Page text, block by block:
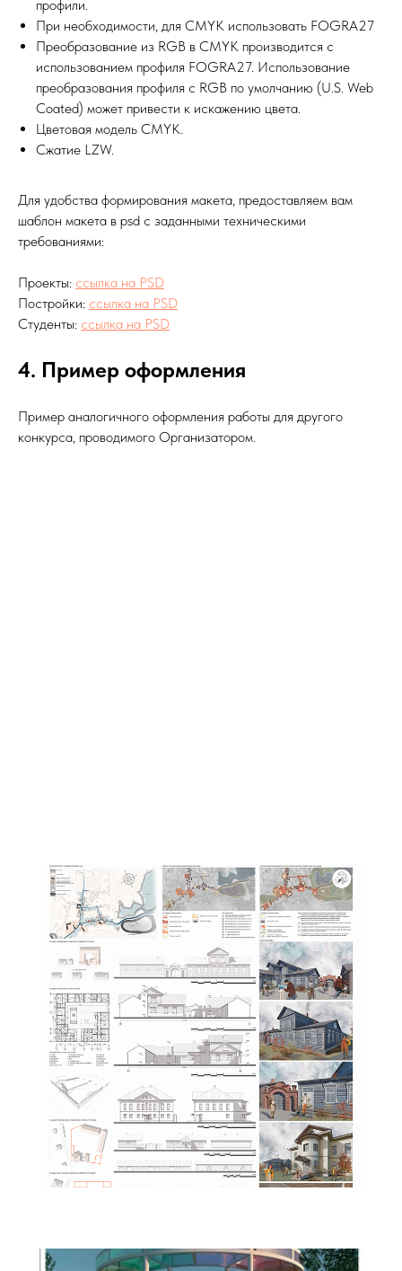
профили.
При необходимости, для CMYK использовать FOGRA27
Преобразование из RGB в CMYK производится с
использованием профиля FOGRA27. Использование
преобразования профиля c RGB по умолчанию (U.S. Web
Coated) может привести к искажению цвета.
Цветовая модель CMYK.
Сжатие LZW.
Для удобства формирования макета, предоставляем вам
шаблон макета в psd c заданными техническими
требованиями:
Проекты: ссылка на PSD
Постройки: ссылка на PSD
Студенты: ссылка на PSD
4. Пример оформления
Пример аналогичного оформления работы для другого
конкурса, проводимого Организатором.